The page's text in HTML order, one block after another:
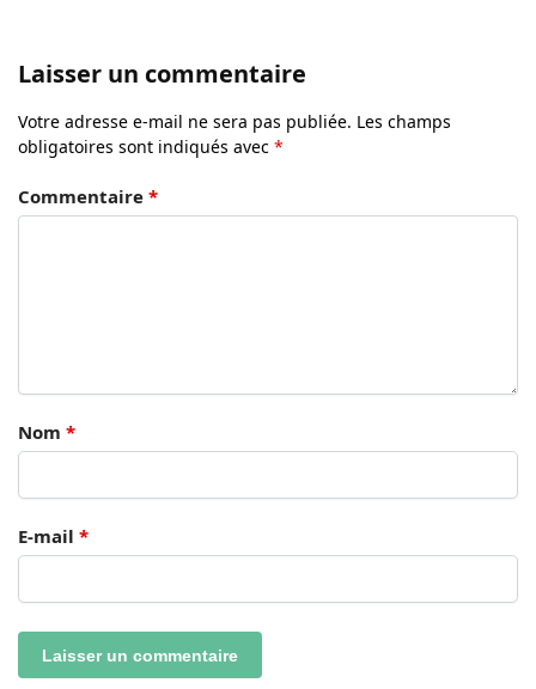
Laisser un commentaire
Votre adresse e-mail ne sera pas publiée. Les champs
obligatoires sont indiqués avec *
Commentaire *
Nom *
E-mail *